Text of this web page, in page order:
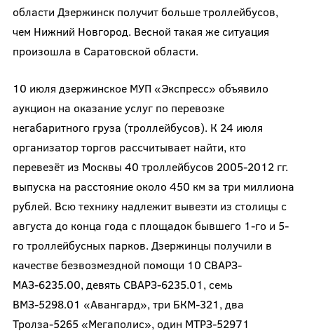
области Дзержинск получит больше троллейбусов,
чем Нижний Новгород. Весной такая же ситуация
произошла в Саратовской области.
10 июля дзержинское МУП «Экспресс» объявило
аукцион на оказание услуг по перевозке
негабаритного груза (троллейбусов). К 24 июля
организатор торгов рассчитывает найти, кто
перевезёт из Москвы 40 троллейбусов 2005-2012 гг.
выпуска на расстояние около 450 км за три миллиона
рублей. Всю технику надлежит вывезти из столицы с
августа до конца года с площадок бывшего 1-го и 5-
го троллейбусных парков. Дзержинцы получили в
качестве безвозмездной помощи 10 СВАРЗ-
МАЗ-6235.00, девять СВАРЗ-6235.01, семь
ВМЗ-5298.01 «Авангард», три БКМ-321, два
Тролза-5265 «Мегаполис», один МТРЗ-52971